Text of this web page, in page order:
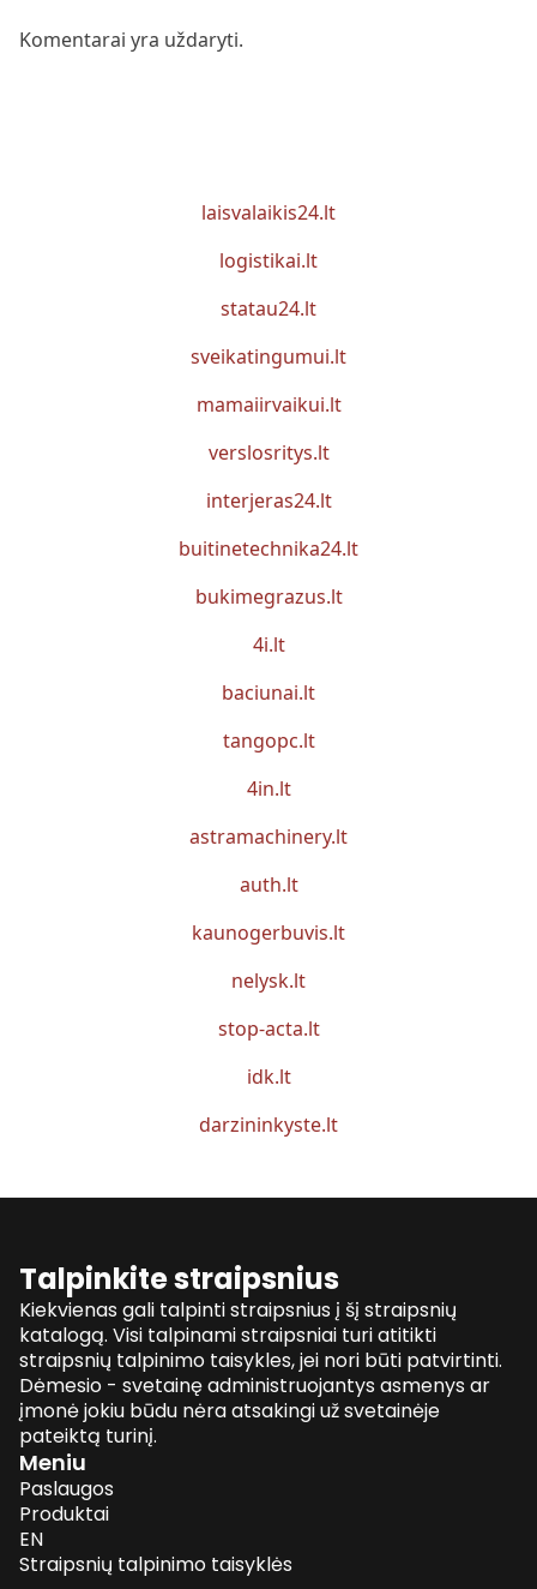
Komentarai yra uždaryti.
laisvalaikis24.lt
logistikai.lt
statau24.lt
sveikatingumui.lt
mamaiirvaikui.lt
verslosritys.lt
interjeras24.lt
buitinetechnika24.lt
bukimegrazus.lt
4i.lt
baciunai.lt
tangopc.lt
4in.lt
astramachinery.lt
auth.lt
kaunogerbuvis.lt
nelysk.lt
stop-acta.lt
idk.lt
darzininkyste.lt
Talpinkite straipsnius
Kiekvienas gali talpinti straipsnius į šį straipsnių
katalogą. Visi talpinami straipsniai turi atitikti
straipsnių talpinimo taisykles, jei nori būti patvirtinti.
Dėmesio - svetainę administruojantys asmenys ar
įmonė jokiu būdu nėra atsakingi už svetainėje
pateiktą turinį.
Meniu
Paslaugos
Produktai
EN
Straipsnių talpinimo taisyklės